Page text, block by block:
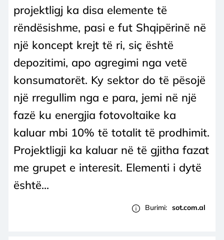
projektligj ka disa elemente të
rëndësishme, pasi e fut Shqipërinë në
një koncept krejt të ri, siç është
depozitimi, apo agregimi nga vetë
konsumatorët. Ky sektor do të pësojë
një rregullim nga e para, jemi në një
fazë ku energjia fotovoltaike ka
kaluar mbi 10% të totalit të prodhimit.
Projektligji ka kaluar në të gjitha fazat
me grupet e interesit. Elementi i dytë
është...
Burimi: sot.com.al